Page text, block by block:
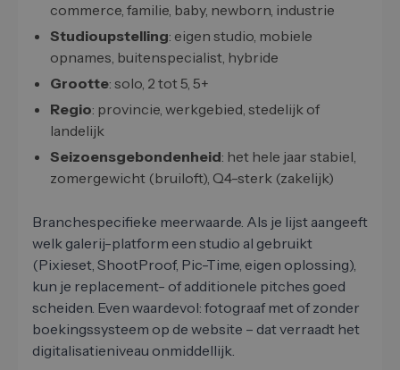
commerce, familie, baby, newborn, industrie
Studioupstelling: eigen studio, mobiele
opnames, buitenspecialist, hybride
Grootte: solo, 2 tot 5, 5+
Regio: provincie, werkgebied, stedelijk of
landelijk
Seizoensgebondenheid: het hele jaar stabiel,
zomergewicht (bruiloft), Q4-sterk (zakelijk)
Branchespecifieke meerwaarde. Als je lijst aangeeft
welk galerij-platform een studio al gebruikt
(Pixieset, ShootProof, Pic-Time, eigen oplossing),
kun je replacement- of additionele pitches goed
scheiden. Even waardevol: fotograaf met of zonder
boekingssysteem op de website – dat verraadt het
digitalisatieniveau onmiddellijk.